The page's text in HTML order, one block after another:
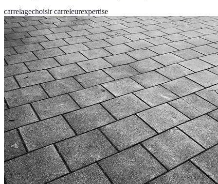
carrelagechoisir carreleurexpertise